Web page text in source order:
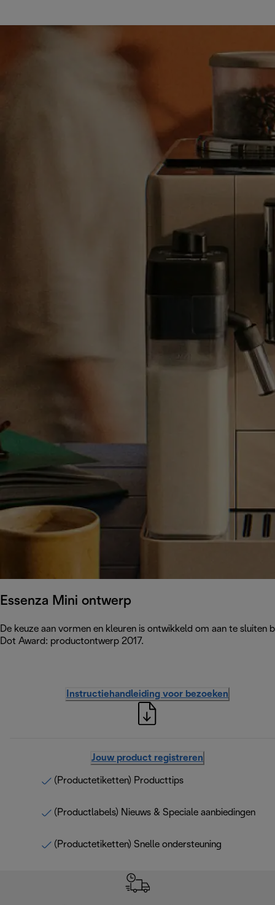
Essenza Mini ontwerp
De keuze aan vormen en kleuren is ontwikkeld om aan te
Dot Award: productontwerp 2017.
Instructiehandleiding voor bezoeken
Jouw product registreren
(Productetiketten) Producttips
(Productlabels) Nieuws & Speciale aanbiedingen
(Productetiketten) Snelle ondersteuning